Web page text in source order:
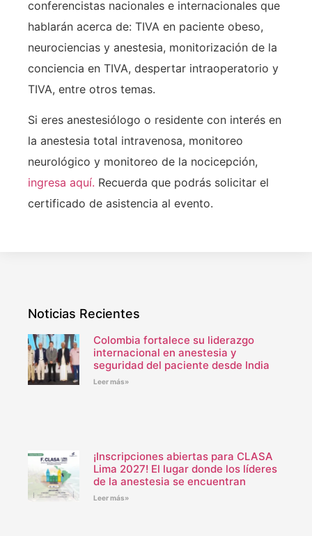
conferencistas nacionales e internacionales que
hablarán acerca de: TIVA en paciente obeso,
neurociencias y anestesia, monitorización de la
conciencia en TIVA, despertar intraoperatorio y
TIVA, entre otros temas.
Si eres anestesiólogo o residente con interés en
la anestesia total intravenosa, monitoreo
neurológico y monitoreo de la nocicepción,
ingresa aquí. Recuerda que podrás solicitar el
certificado de asistencia al evento.
Noticias Recientes
Colombia fortalece su liderazgo
internacional en anestesia y
seguridad del paciente desde India
Leer más»
¡Inscripciones abiertas para CLASA
Lima 2027! El lugar donde los líderes
de la anestesia se encuentran
Leer más»